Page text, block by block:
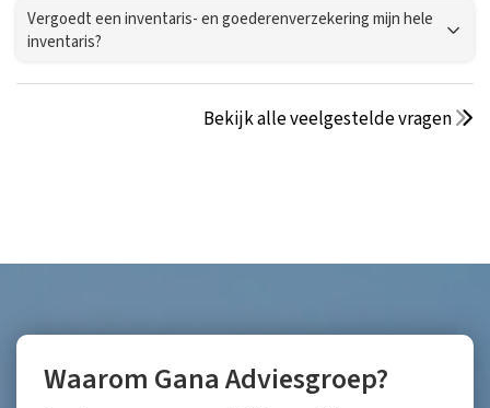
Vergoedt een inventaris- en goederenverzekering mijn hele
inventaris?
Bekijk alle veelgestelde vragen
Waarom Gana Adviesgroep?